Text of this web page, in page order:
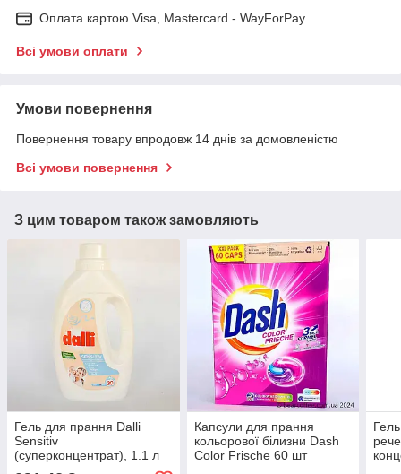
Оплата картою Visa, Mastercard - WayForPay
Всі умови оплати
Умови повернення
Повернення товару впродовж 14 днів за домовленістю
Всі умови повернення
З цим товаром також замовляють
Гель для прання Dalli
Sensitiv
(суперконцентрат), 1.1 л
— 20 прань
Капсули для прання
кольорової білизни Dash
Color Frische 60 шт